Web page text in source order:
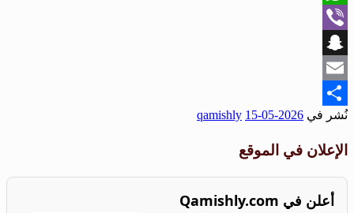
WhatsApp
Viber
Snapchat
Email
Share
نُشر في 2026-05-15
qamishly
الإعلان في الموقع
أعلن في Qamishly.com